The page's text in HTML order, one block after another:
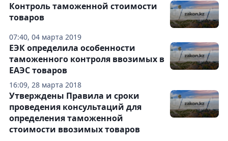
07:40, 04 марта 2019
Контроль таможенной стоимости
товаров
16:09, 28 марта 2018
ЕЭК определила особенности
таможенного контроля ввозимых в
ЕАЭС товаров
Утверждены Правила и сроки
проведения консультаций для
определения таможенной
стоимости ввозимых товаров